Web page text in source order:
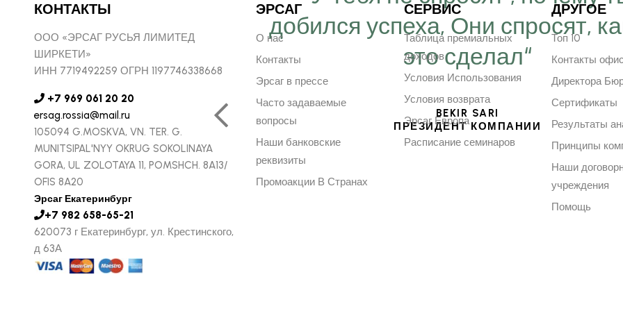
передавая
веру в
компанию Эрсаг"
ПЕЧЕНИЦЫН
ДИРЕКТОР РОССИИ
добился успеха, Они спросят,
это сделал“
BEKIR SARI
ПРЕЗИДЕНТ КОМПАНИИ
КОНТАКТЫ
ООО «ЭРСАГ РУСЬЯ ЛИМИТЕД
ШИРКЕТИ»
ИНН 7719492259 ОГРН 1197746338668
+7 969 061 20 20
ersag.rossia@mail.ru
105094 G.MOSKVA, VN. TER. G.
MUNITSIPAL'NYY OKRUG SOKOLINAYA
GORA, UL ZOLOTAYA 11, POMSHCH. 8A13/
OFIS 8A20
Эрсаг Екатеринбург
+7 982 658-65-21
620073 г Екатеринбург, ул. Крестинского,
д 63А
ЭРСАГ
О нас
Контакты
Эрсаг в прессе
Часто задаваемые
вопросы
Наши банковские
реквизиты
Промоакции В Странах
СЕРВИС
Таблица премиальных
доходов
Условия Использования
Условия возврата
Эрсаг Европа
Расписание семинаров
ДРУГОЕ
Топ 10
Контакты
Директора
Сертификаты
Результаты
Принципы
Наши
учреждения
Помощь